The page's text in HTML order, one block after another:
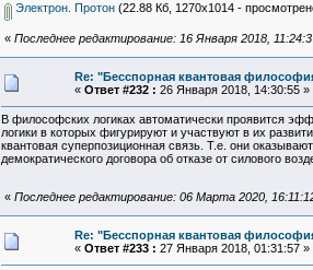
Электрон. Протон(22.88 Кб, 1270x1014 -
« Последнее редактирование: 16 Января 2018,
Re: "Бесспорная квантовая
« Ответ #232 : 26 Января 2018, 14:30:55 »
В философских логиках автоматически проявится
логики в которых фигурируют и участвуют в их
квантовая суперпозиционная связь. Т.е. они
демократического договора об отказе от силового
« Последнее редактирование: 06 Марта 2020,
Re: "Бесспорная квантовая
« Ответ #233 : 27 Января 2018, 01:31:57 »